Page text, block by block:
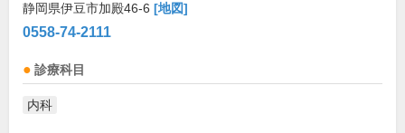
静岡県伊豆市加殿46-6 [地図]
0558-74-2111
診療科目
内科